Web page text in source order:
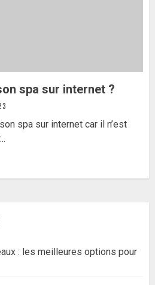
spa sur internet ?
spa sur internet car il n’est
: les meilleures options pour